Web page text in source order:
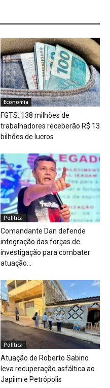
Economia
FGTS: 138 milhões de
trabalhadores receberão R$ 13
bilhões de lucros
Política
Comandante Dan defende
integração das forças de
investigação para combater
atuação...
Política
Atuação de Roberto Sabino
leva recuperação asfáltica ao
Japiim e Petrópolis